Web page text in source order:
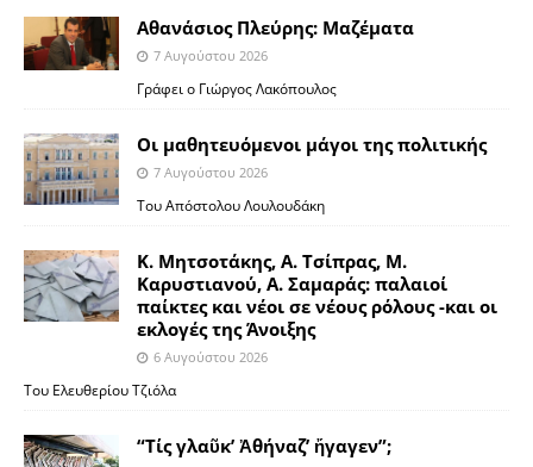
Αθανάσιος Πλεύρης: Μαζέματα
7 Αυγούστου 2026
Γράφει ο Γιώργος Λακόπουλος
Οι μαθητευόμενοι μάγοι της πολιτικής
7 Αυγούστου 2026
Του Απόστολου Λουλουδάκη
Κ. Μητσοτάκης, Α. Τσίπρας, Μ.
Καρυστιανού, Α. Σαμαράς: παλαιοί
παίκτες και νέοι σε νέους ρόλους -και οι
εκλογές της Άνοιξης
6 Αυγούστου 2026
Του Ελευθερίου Τζιόλα
“Τίς γλαῦκ’ Ἀθήναζ’ ἤγαγεν”;